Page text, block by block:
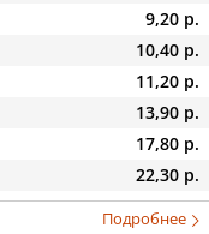
9,20 р.
10,40 р.
11,20 р.
13,90 р.
17,80 р.
22,30 р.
Подробнее